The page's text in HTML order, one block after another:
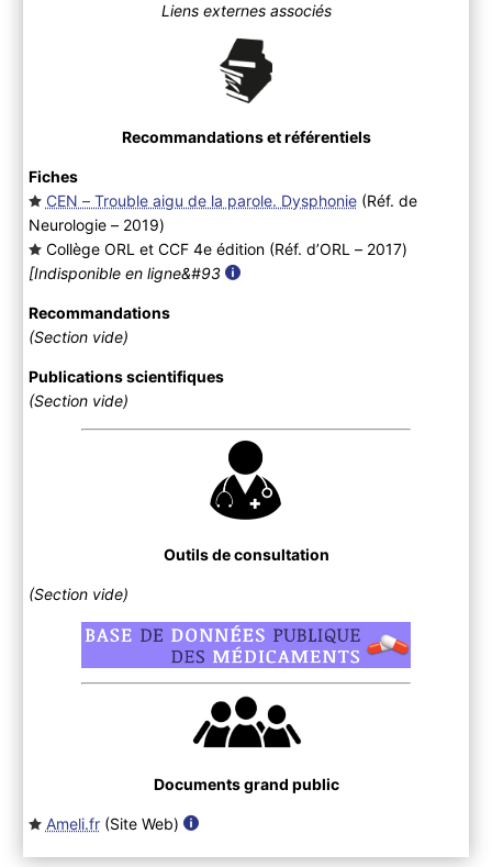
Liens externes associés
Recommandations et référentiels
Fiches
CEN – Trouble aigu de la parole. Dysphonie(Réf. de
Neurologie – 2019)
Collège ORL et CCF 4e édition (Réf. d’ORL – 2017)
[Indisponible en ligne&#93
Recommandations
(Section vide)
Publications scientifiques
(Section vide)
Outils de consultation
(Section vide)
Documents grand public
Ameli.fr(Site Web)